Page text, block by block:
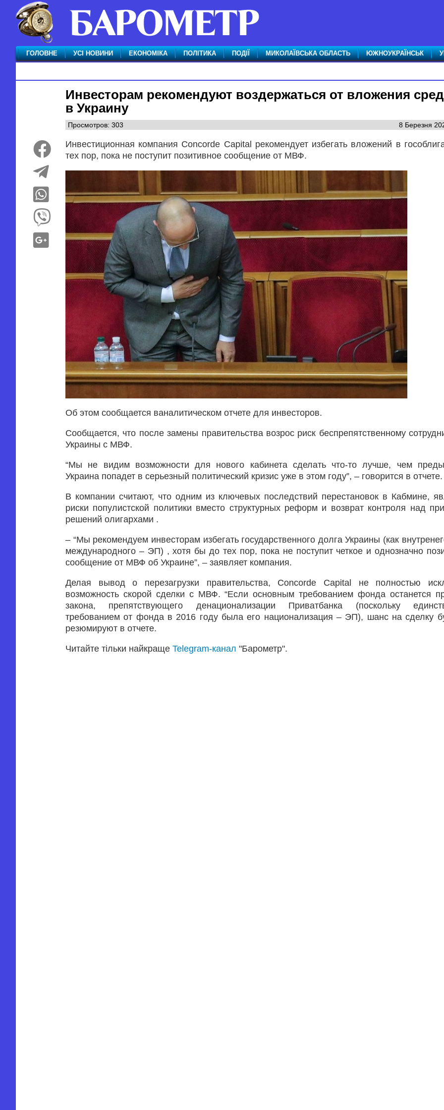
ГОЛОВНЕ УСІ НОВИНИ ЕКОНОМІКА ПОЛІТИКА ПОДІЇ МИКОЛАЇВСЬКА ОБЛАСТЬ ЮЖНОУКРАЇНСЬК
Инвесторам рекомендуют воздержаться от вложения
в Украину
Просмотров: 303 8 Березня
Инвестиционная компания Concordе Capital рекомендует избегать вложений в
тех пор, пока не поступит позитивное сообщение от МВФ.
Об этом сообщается ваналитическом отчете для инвесторов.
Сообщается, что после замены правительства возрос риск беспрепятственному
Украины с МВФ.
“Мы не видим возможности для нового кабинета сделать что-то лучше, чем
Украина попадет в серьезный политический кризис уже в этом году”, – говорится в отчете.
В компании считают, что одним из ключевых последствий перестановок в Кабмине,
риски популистской политики вместо структурных реформ и возврат контроля над
решений олигархами .
– “Мы рекомендуем инвесторам избегать государственного долга Украины (как
международного – ЭП) , хотя бы до тех пор, пока не поступит четкое и однозначно
сообщение от МВФ об Украине”, – заявляет компания.
Делая вывод о перезагрузки правительства, Concordе Capital не полностью
возможность скорой сделки с МВФ. “Если основным требованием фонда останется
закона, препятствующего денационализации Приватбанка (поскольку
требованием от фонда в 2016 году была его национализация – ЭП), шанс на сделку
резюмируют в отчете.
Читайте тільки найкраще Telegram-канал "Барометр".